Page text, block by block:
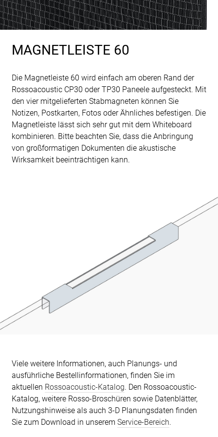
MAGNETLEISTE 60
Die Magnetleiste 60 wird einfach am oberen Rand der
Rossoacoustic CP30 oder TP30 Paneele aufgesteckt. Mit
den vier mitgelieferten Stabmagneten können Sie
Notizen, Postkarten, Fotos oder Ähnliches befestigen. Die
Magnetleiste lässt sich sehr gut mit dem Whiteboard
kombinieren. Bitte beachten Sie, dass die Anbringung
von großformatigen Dokumenten die akustische
Wirksamkeit beeinträchtigen kann.
Viele weitere Informationen, auch Planungs- und
ausführliche Bestellinformationen, finden Sie im
aktuellen Rossoacoustic-Katalog. Den Rossoacoustic-
Katalog, weitere Rosso-Broschüren sowie Datenblätter,
Nutzungshinweise als auch 3-D Planungsdaten finden
Sie zum Download in unserem Service-Bereich.